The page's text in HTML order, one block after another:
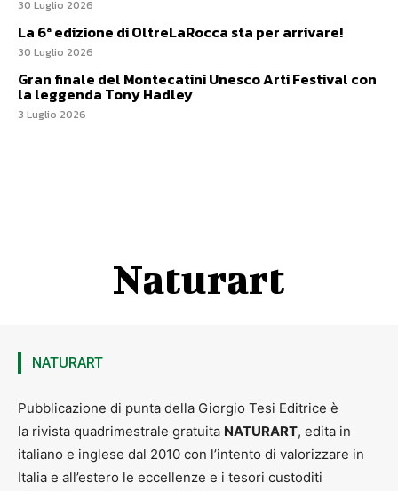
30 Luglio 2026
La 6ª edizione di OltreLaRocca sta per arrivare!
30 Luglio 2026
Gran finale del Montecatini Unesco Arti Festival con
la leggenda Tony Hadley
3 Luglio 2026
Naturart
NATURART
Pubblicazione di punta della Giorgio Tesi Editrice è
la rivista quadrimestrale gratuita NATURART, edita in
italiano e inglese dal 2010 con l’intento di valorizzare in
Italia e all’estero le eccellenze e i tesori custoditi